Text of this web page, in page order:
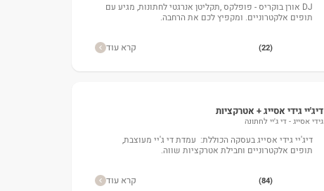
DJ אורן בוקריס - פופלקס ,תקליטן אנרגטי לחתונות, מגיע עם
תופים אלקטרוניים. ומקפיץ לכם את הרחבה.
(22) קרא עוד
דיג'יי גידי אסייג + אטרקציות
גידי אסייג - די ג'יי לחתונה
דיג'יי גידי אסייג בעסקה הכוללת: עמדת די ג'יי מעוצבת,
תופים אלקטרוניים וחבילת אטרקציות שווה.
(84) קרא עוד